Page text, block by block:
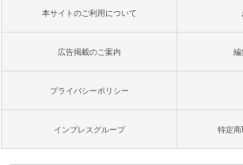
本サイトのご利用について
広告掲載のご案内 編
プライバシーポリシー
インプレスグループ 特定商